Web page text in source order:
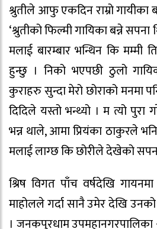
श्रुतीले आफु एकदिन राम्रो गायीका
‘श्रुतीको फिल्मी गायिका बन्ने
मलाई बारम्बार भन्थिन कि मम्मी
हुन्छु । निको भएपछी ठुलो
कुराहरु सुन्दा मेरो छोराको मनमा
दिदिले यस्तो भन्थ्यो । म त्यो
भन्न थाले, आमा प्रियंका ठाकुरले
मलाई लाग्छ कि छोरीले देखेको
श्रिष विगत पाँच वर्षदेखि
माहोलले गर्दा सानै उमेर देखि
। जनकपुरधाम उपमहानगरपालिका